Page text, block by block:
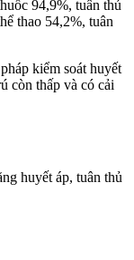
94,9%, tuân thủ
thao 54,2%, tuân
kiểm soát huyết
còn thấp và có cải
huyết áp, tuân thủ